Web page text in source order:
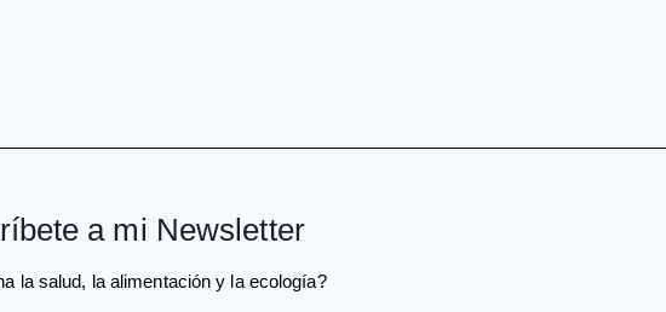
a mi Newsletter
la salud, la alimentación y la ecología?